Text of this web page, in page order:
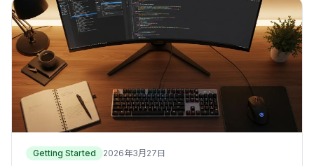
Getting Started 2026年3月27日